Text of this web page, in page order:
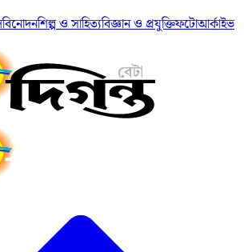
বিনোদনশিল্প ও সাহিত্যবিজ্ঞান ও প্রযুক্তিফটোআর্কাইভ